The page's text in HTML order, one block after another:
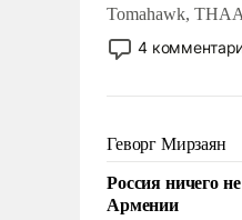
Tomahawk,
США потребуется
лет. Даже
Сложившаяся
означает
уязвимости США,
перед Китаем.
4
Геворг Мирзаян
Россия ничего
Армении